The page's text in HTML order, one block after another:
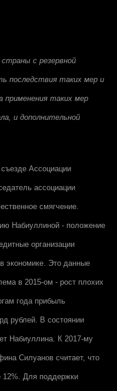
с резервной
последствия таких мер и
применения таких мер
и дополнительной
Ассоциации
ассоциации
смягчение.
Набиуллиной - положение
организации
экономике. Это данные
в 2015-ом - рост плохих
года прибыль
рублей. В состоянии
Набиуллина. К 2017-му
Силуанов считает, что
12%. Для поддержки